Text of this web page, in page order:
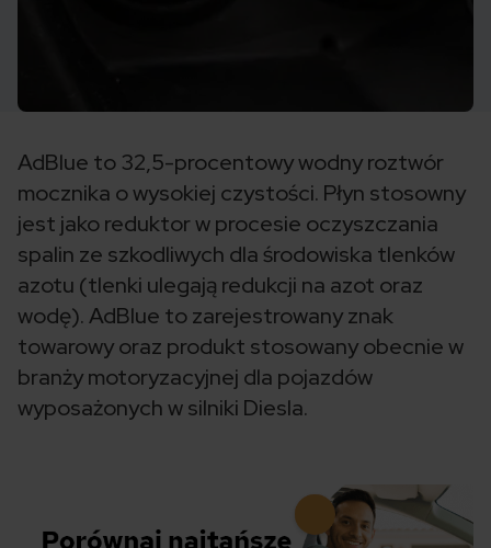
AdBlue to 32,5-procentowy wodny roztwór
mocznika o wysokiej czystości. Płyn stosowny
jest jako reduktor w procesie oczyszczania
spalin ze szkodliwych dla środowiska tlenków
azotu (tlenki ulegają redukcji na azot oraz
wodę). AdBlue to zarejestrowany znak
towarowy oraz produkt stosowany obecnie w
branży motoryzacyjnej dla pojazdów
wyposażonych w silniki Diesla.